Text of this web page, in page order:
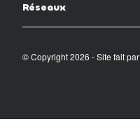
Réseaux
© Copyright 2026 - Site fait par